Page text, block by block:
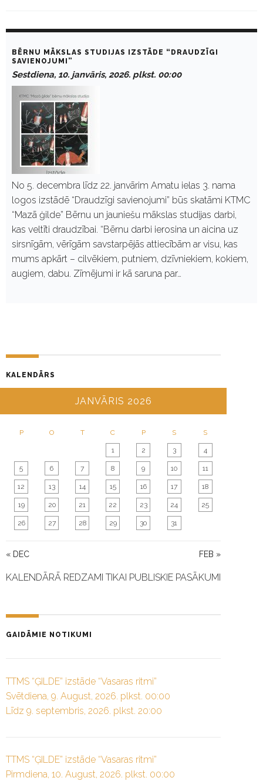
0
BĒRNU MĀKSLAS STUDIJAS IZSTĀDE “DRAUDZĪGI
SAVIENOJUMI”
Sestdiena, 10. janvāris, 2026. plkst. 00:00
No 5. decembra līdz 22. janvārim Amatu ielas 3. nama
logos izstādē “Draudzīgi savienojumi” būs skatāmi KTMC
“Mazā ģilde” Bērnu un jauniešu mākslas studijas darbi,
kas veltīti draudzībai. “Bērnu darbi ierosina un aicina uz
sirsnīgām, vērīgām savstarpējās attiecībām ar visu, kas
mums apkārt – cilvēkiem, putniem, dzīvniekiem, kokiem,
augiem, dabu. Zīmējumi ir kā saruna par…
KALENDĀRS
JANVĀRIS 2026
P O T C P S S
« DEC FEB »
1 2 3 4
5 6 7 8 9 10 11
12 13 14 15 16 17 18
19 20 21 22 23 24 25
26 27 28 29 30 31
KALENDĀRĀ REDZAMI TIKAI PUBLISKIE PASĀKUMI
GAIDĀMIE NOTIKUMI
TTMS “ĢILDE” izstāde “Vasaras ritmi”
Svētdiena, 9. August, 2026. plkst. 00:00
Līdz 9. septembris, 2026. plkst. 20:00
TTMS “ĢILDE” izstāde “Vasaras ritmi”
Pirmdiena, 10. August, 2026. plkst. 00:00